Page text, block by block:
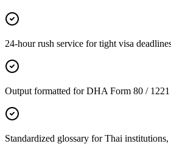
24-hour rush service for tight visa
Output formatted for DHA Form 80 /
Standardized glossary for Thai institutions,